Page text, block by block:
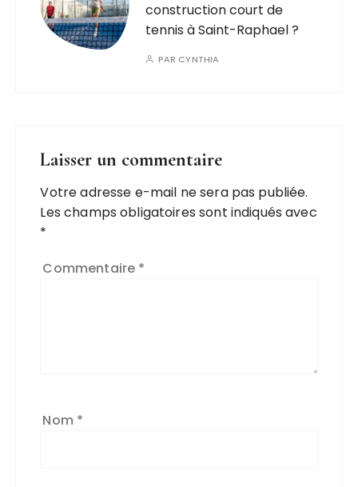
construction court de
tennis à Saint-Raphael ?
PAR CYNTHIA
Laisser un commentaire
Votre adresse e-mail ne sera pas publiée.
Les champs obligatoires sont indiqués avec
*
Commentaire *
Nom *